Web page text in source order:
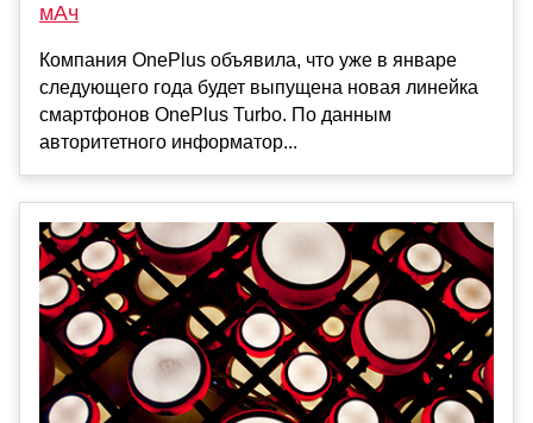
мАч
Компания OnePlus объявила, что уже в январе
следующего года будет выпущена новая линейка
смартфонов OnePlus Turbo. По данным
авторитетного информатор...